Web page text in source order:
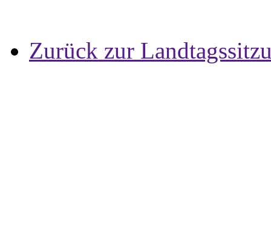
Zurück zur